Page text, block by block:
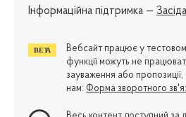
Iнформаційна підтримка —
Вебсайт працює у
функції можуть не
зауваження або пропозиції,
нам: Форма зворотного